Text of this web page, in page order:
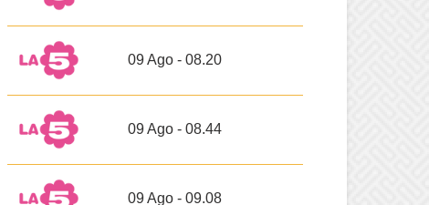
09 Ago - 08.20
09 Ago - 08.44
09 Ago - 09.08